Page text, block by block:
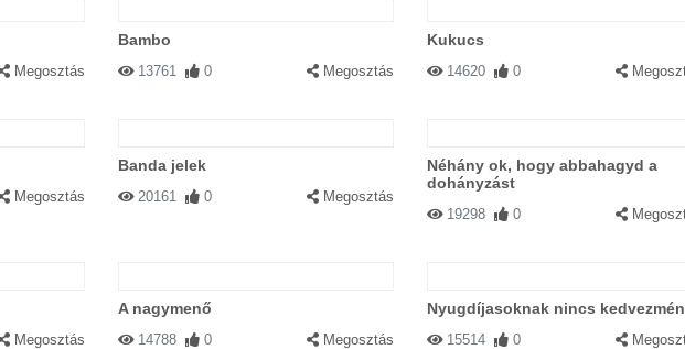
Megosztás
Bambo
13761 0 Megosztás
Kukucs
14620 0
Megosztás
Banda jelek
20161 0 Megosztás
Néhány ok, hogy abbahagyd a
dohányzást
19298 0
Megosztás
A nagymenő
14788 0 Megosztás
Nyugdíjasoknak nincs
15514 0